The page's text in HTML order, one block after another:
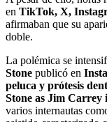
en TikTok, X,
afirmaban que su
doble.
La polémica se
Stone publicó en
peluca y prótesis
Stone as Jim Carrey
varios internautas